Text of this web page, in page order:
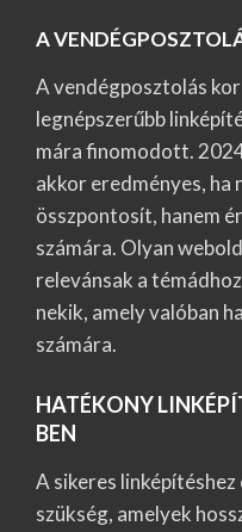
A
A vendégposztolás
legnépszerűbb
mára finomodott.
akkor eredményes, ha
összpontosít, hanem
számára. Olyan
relevánsak a
nekik, amely valóban
számára.
HATÉKONY
BEN
A sikeres
szükség, amelyek